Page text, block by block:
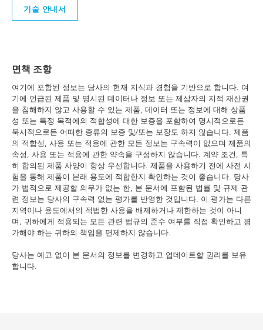
기술 안내서
면책 조항
여기에 포함된 정보는 당사의 현재 지식과 경험을 기반으로 합니다. 여
기에 언급된 제품 및 명시된 데이터나 정보 또는 제삼자의 지적 재산권
을 침해하지 않고 사용할 수 있는 제품, 데이터 또는 정보에 대해 상품
성 또는 특정 목적에의 적합성에 대한 보증을 포함하여 명시적으로든
묵시적으로든 어떠한 종류의 보증 및/또는 보장도 하지 않습니다. 제품
의 적합성, 사용 또는 적용에 관한 모든 정보는 구속력이 없으며 제품의
속성, 사용 또는 적용에 관한 약속을 구성하지 않습니다. 계약 조건, 특
히 합의된 제품 사양이 항상 우선합니다. 제품을 사용하기 전에 사전 시
험을 통해 제품이 본래 용도에 적합한지 확인하는 것이 좋습니다. 당사
가 법적으로 제공할 의무가 없는 한, 본 문서에 포함된 법률 및 규제 관
련 정보는 당사의 구속력 없는 평가를 반영한 것입니다. 이 평가는 다른
지역이나 용도에서의 적법한 사용을 배제하거나 제한하는 것이 아니
며, 귀하에게 적용되는 모든 관련 법규의 준수 여부를 직접 확인하고 평
가해야 하는 귀하의 책임을 면제하지 않습니다.
당사는 예고 없이 본 문서의 정보를 변경하고 업데이트할 권리를 보유
합니다.